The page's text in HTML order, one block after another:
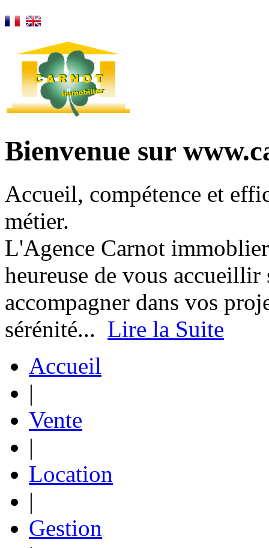
Bienvenue sur
Accueil, compétence et
métier.
L'Agence Carnot
heureuse de vous
accompagner dans vos
sérénité... Lire la Suite
Accueil
|
Vente
|
Location
|
Gestion